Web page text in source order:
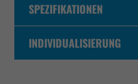
SPEZIFIKATIONEN
INDIVIDUALISIERUNG